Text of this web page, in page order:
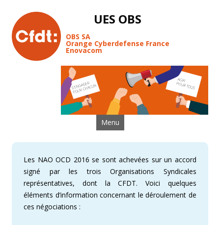
UES OBS
OBS SA
Orange Cyberdefense France
Enovacom
Menu Aller au contenu
Les NAO OCD 2016 se sont achevées sur un accord
signé par les trois Organisations Syndicales
représentatives, dont la CFDT. Voici quelques
éléments d’information concernant le déroulement de
ces négociations :